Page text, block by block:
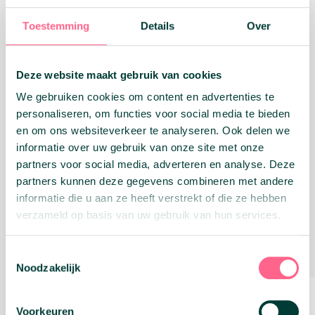
Toestemming Details Over
Deze website maakt gebruik van cookies
We gebruiken cookies om content en advertenties te
personaliseren, om functies voor social media te bieden
en om ons websiteverkeer te analyseren. Ook delen we
informatie over uw gebruik van onze site met onze
partners voor social media, adverteren en analyse. Deze
partners kunnen deze gegevens combineren met andere
informatie die u aan ze heeft verstrekt of die ze hebben
verzameld op basis van uw gebruik van hun services.
Noodzakelijk
Voorkeuren
staat van onderhoud
deze dag haalt en hoe sneller je kunt
schakelen als je jouw ideale woning
tegenkomt.
Bereken mijn budget
praktisch haalbaar is. Dan heb je de tijd om
rond te kijken en bewoners vragen te stellen